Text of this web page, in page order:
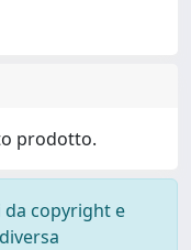
prodotto.
copyright e